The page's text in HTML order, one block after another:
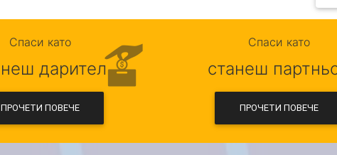
Спаси като
дарител
ПРОЧЕТИ ПОВЕЧЕ
Спаси като
станеш
ПРОЧЕТИ ПОВЕЧЕ